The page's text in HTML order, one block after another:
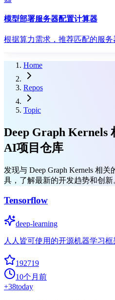
模型部署服务器配置计算器
根据算力需求，推荐匹配的服务
Home
Repos
Topic
Deep Graph Kernels
AI项目仓库
发现与 Deep Graph Kernels 相
具，了解最新的开发趋势和创新
Tensorflow
deep-learning
人人皆可使用的开源机器学习框
192719
10个月前
+38today